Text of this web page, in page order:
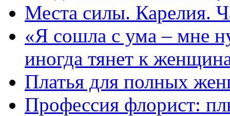
Места силы. Карелия.
«Я сошла с ума – мне
иногда тянет к
Платья для полных
Профессия флорист: